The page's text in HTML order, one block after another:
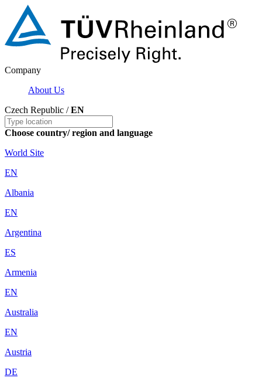
Company
About Us
Czech Republic /EN
Choose country/ region and language
World Site
EN
Albania
EN
Argentina
ES
Armenia
EN
Australia
EN
Austria
DE